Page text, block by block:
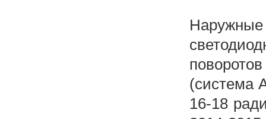
(система
16-18